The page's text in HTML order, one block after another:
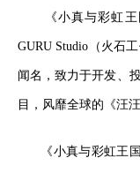
《小真与彩虹王
GURU Studio（火石
闻名，致力于开发、
目，风靡全球的《汪
《小真与彩虹王国